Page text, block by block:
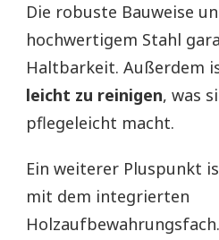
Die robuste Bauweise
hochwertigem Stahl
Haltbarkeit. Außerdem
leicht zu reinigen, was
pflegeleicht macht.
Ein weiterer Pluspunkt
mit dem integrierten